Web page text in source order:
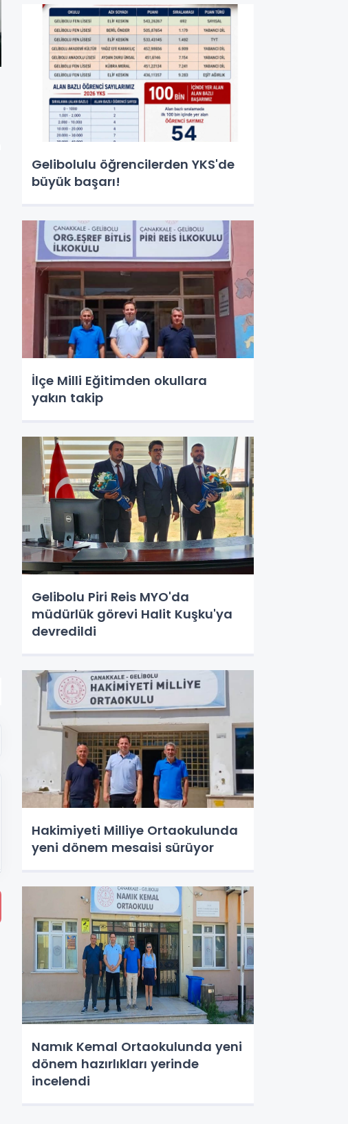
Gelibolulu öğrencilerden YKS'de
büyük başarı!
İlçe Milli Eğitimden okullara
yakın takip
Gelibolu Piri Reis MYO'da
müdürlük görevi Halit Kuşku'ya
devredildi
Hakimiyeti Milliye Ortaokulunda
yeni dönem mesaisi sürüyor
Namık Kemal Ortaokulunda yeni
dönem hazırlıkları yerinde
incelendi